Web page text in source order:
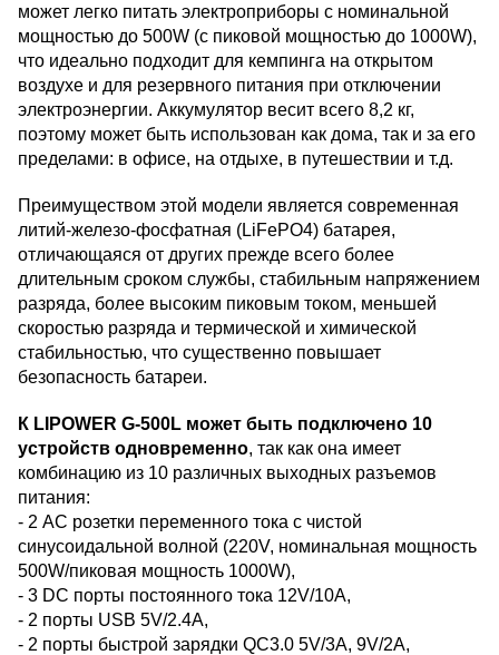
может легко питать электроприборы с номинальной
мощностью до 500W (с пиковой мощностью до 1000W),
что идеально подходит для кемпинга на открытом
воздухе и для резервного питания при отключении
электроэнергии. Аккумулятор весит всего 8,2 кг,
поэтому может быть использован как дома, так и за его
пределами: в офисе, на отдыхе, в путешествии и т.д.
Преимуществом этой модели является современная
литий-железо-фосфатная (LiFePO4) батарея,
отличающаяся от других прежде всего более
длительным сроком службы, стабильным напряжением
разряда, более высоким пиковым током, меньшей
скоростью разряда и термической и химической
стабильностью, что существенно повышает
безопасность батареи.
К LIPOWER G-500L может быть подключено 10
устройств одновременно, так как она имеет
комбинацию из 10 различных выходных разъемов
питания:
- 2 АС розетки переменного тока с чистой
синусоидальной волной (220V, номинальная мощность
500W/пиковая мощность 1000W),
- 3 DC порты постоянного тока 12V/10A,
- 2 порты USB 5V/2.4A,
- 2 порты быстрой зарядки QC3.0 5V/3A, 9V/2A,